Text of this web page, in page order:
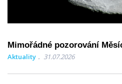
Mimořádné pozorování
Aktuality 31.07.2026